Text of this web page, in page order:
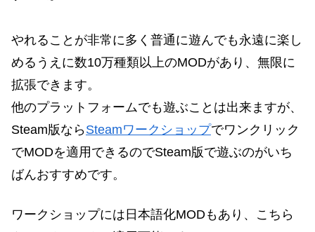
やれることが非常に多く 普通に遊んでも永遠に楽し
めるうえに数10万種類以上のMODがあり、無限に
拡張できます。
他のプラットフォームでも遊ぶことは出来ますが、
Steam版ならSteamワークショップでワンクリック
でMODを適用できるのでSteam版で遊ぶのがいち
ばんおすすめです。
ワークショップには日本語化MODもあり、こちら